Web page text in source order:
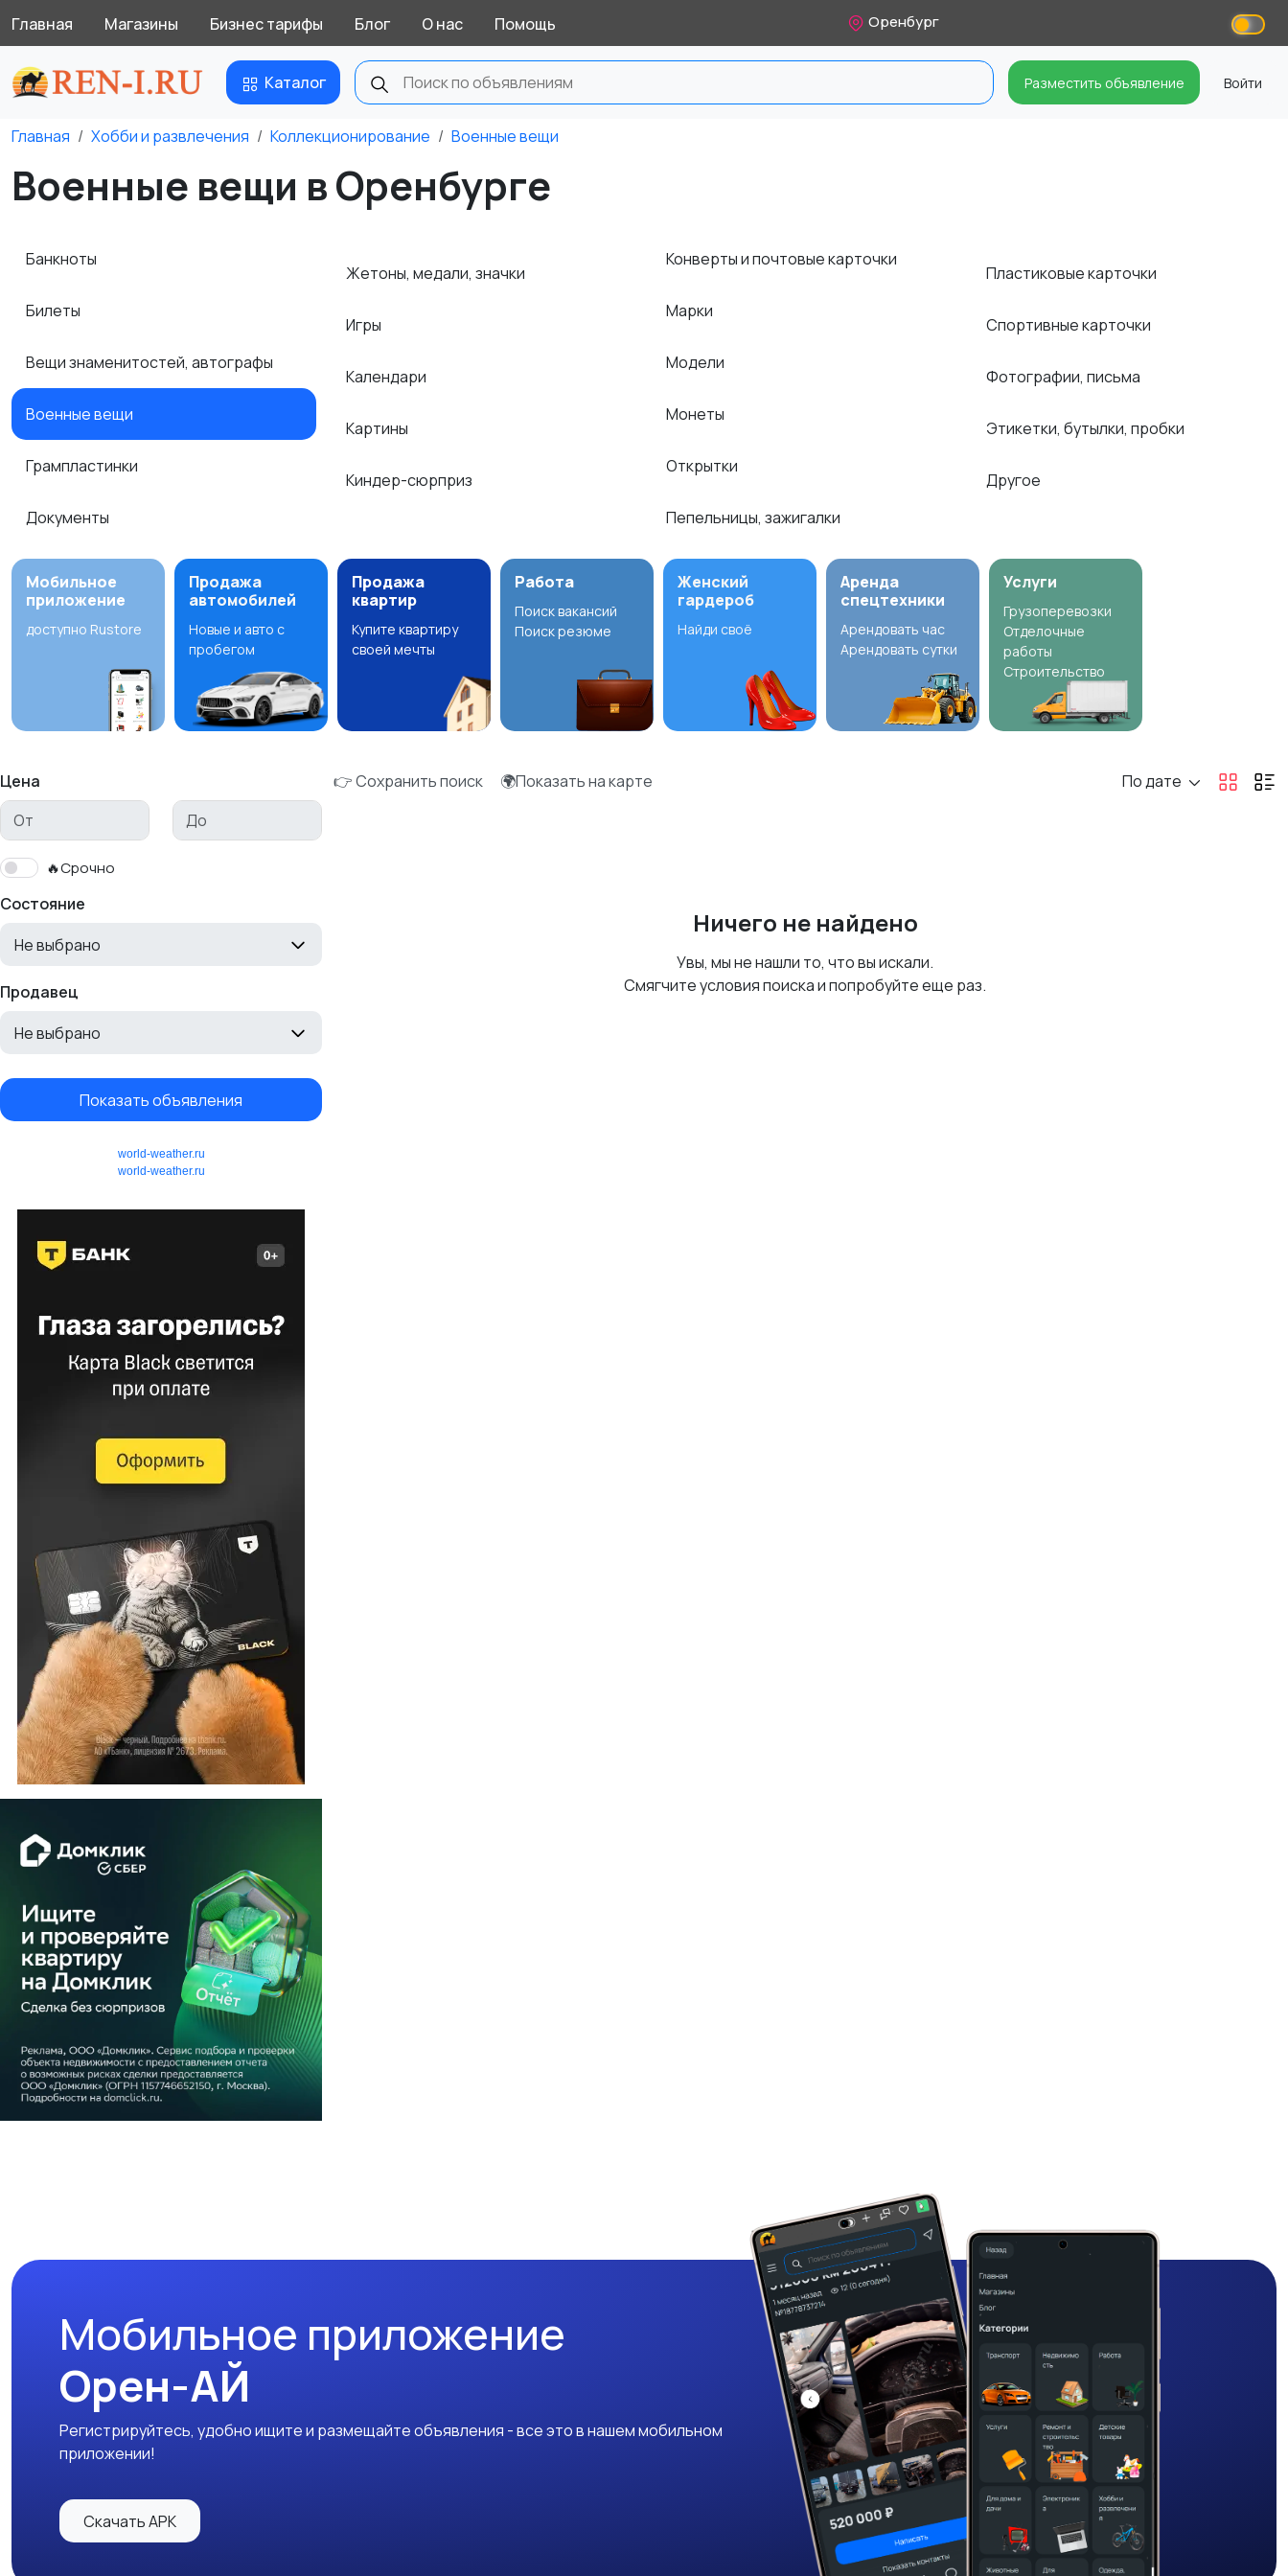
Главная Магазины Бизнес тарифы Блог О нас Помощь Оренбург
Каталог Разместить объявление Войти
Главная Хобби и развлечения Коллекционирование Военные вещи
Военные вещи в Оренбурге
Банкноты
Билеты
Вещи знаменитостей, автографы
Военные вещи
Грампластинки
Документы
Жетоны, медали, значки
Игры
Календари
Картины
Киндер-сюрприз
Конверты и почтовые карточки
Марки
Модели
Монеты
Открытки
Пепельницы, зажигалки
Пластиковые карточки
Спортивные карточки
Фотографии, письма
Этикетки, бутылки, пробки
Другое
Мобильное
приложение
доступно Rustore
Продажа
автомобилей
Новые и авто с
пробегом
Продажа
квартир
Купите квартиру
своей мечты
Работа
Поиск вакансий
Поиск резюме
Женский
гардероб
Найди своё
Аренда
спецтехники
Арендовать час
Арендовать сутки
Услуги
Грузоперевозки
Отделочные
работы
Строительство
Цена
🔥Срочно
Состояние
Не выбрано
Продавец
Не выбрано
Показать объявления
world-weather.ru
world-weather.ru
👉 Сохранить поиск 🌍Показать на карте По дате
Ничего не найдено
Увы, мы не нашли то, что вы искали.
Смягчите условия поиска и попробуйте еще раз.
Мобильное приложение
Орен-АЙ
Регистрируйтесь, удобно ищите и размещайте объявления - все это в нашем мобильном
приложении!
Скачать APK